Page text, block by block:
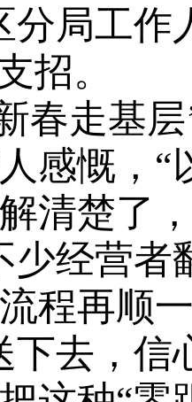
分局工作
招。
走基层’
感慨，“
清楚了
少经营者
程再顺
，信